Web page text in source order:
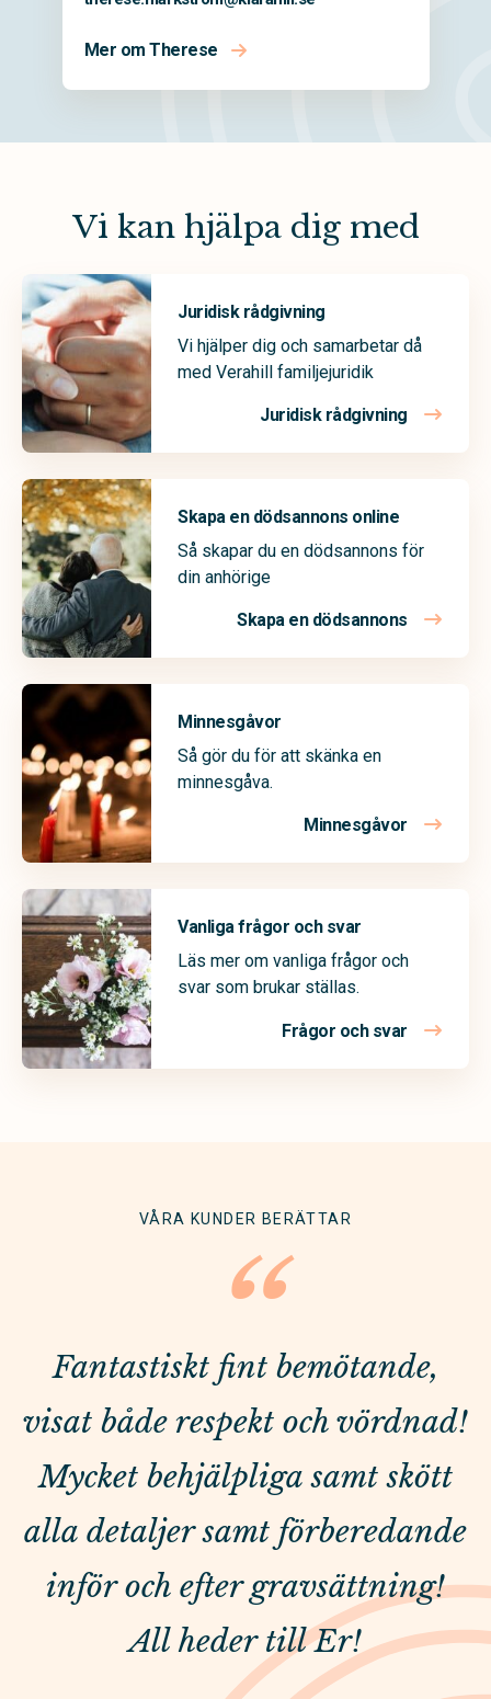
Mer om Therese
Vi kan hjälpa dig med
Juridisk rådgivning
Vi hjälper dig och samarbetar då
med Verahill familjejuridik
Juridisk rådgivning
Skapa en dödsannons online
Så skapar du en dödsannons för
din anhörige
Skapa en dödsannons
Minnesgåvor
Så gör du för att skänka en
minnesgåva.
Minnesgåvor
Vanliga frågor och svar
Läs mer om vanliga frågor och
svar som brukar ställas.
Frågor och svar
VÅRA KUNDER BERÄTTAR
“
Fantastiskt fint bemötande,
visat både respekt och vördnad!
Mycket behjälpliga samt skött
alla detaljer samt förberedande
inför och efter gravsättning!
All heder till Er!